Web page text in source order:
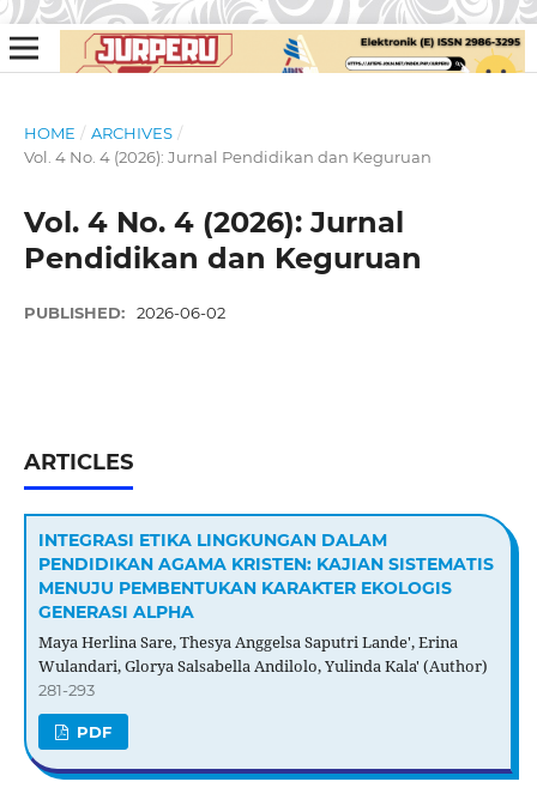
HOME / ARCHIVES /
Vol. 4 No. 4 (2026): Jurnal Pendidikan dan Keguruan
Vol. 4 No. 4 (2026): Jurnal
Pendidikan dan Keguruan
PUBLISHED: 2026-06-02
ARTICLES
INTEGRASI ETIKA LINGKUNGAN DALAM
PENDIDIKAN AGAMA KRISTEN: KAJIAN SISTEMATIS
MENUJU PEMBENTUKAN KARAKTER EKOLOGIS
GENERASI ALPHA
Maya Herlina Sare, Thesya Anggelsa Saputri Lande', Erina
Wulandari, Glorya Salsabella Andilolo, Yulinda Kala' (Author)
281-293
PDF